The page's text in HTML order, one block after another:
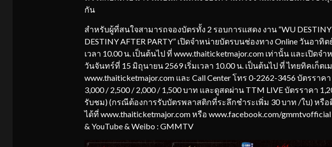
กัน
สำหรับผู้ที่สนใจสามารถจองบัตรทั้ง 2 รอบการแสดง งาน “WU DESTINY
DESTINY AFTER PARTY” เปิดจำหน่ายบัตรบนช่องทาง Online วันอาทิ
เวลา 10.00 น. เป็นต้นไป ที่ www.thaiticketmajor.com เท่านั้น และเปิด
วันจันทร์ที่ 15 มิถุนายน 2569 เริ่มเวลา 10.00 น. เป็นต้นไป ที่ ไทยทิคเก็ตเ
www.thaiticketmajor.com และ Call Center โทร 0-2262-3456 บัตรราคา
3,000 / 2,500 / 2,000 / 1,500 บาท และดูสดผ่าน TTM LIVE บัตรราคา
รับชม) (กรณีต้องการรับบัตรพลาสติกที่ระลึกชำระเพิ่ม 30 บาท /ใบ) หรือ
ได้ที่ www.thaiticketmajor.com หรือ www.facebook.com/gmmtvofficial
& YouTube & Weibo : GMMTV